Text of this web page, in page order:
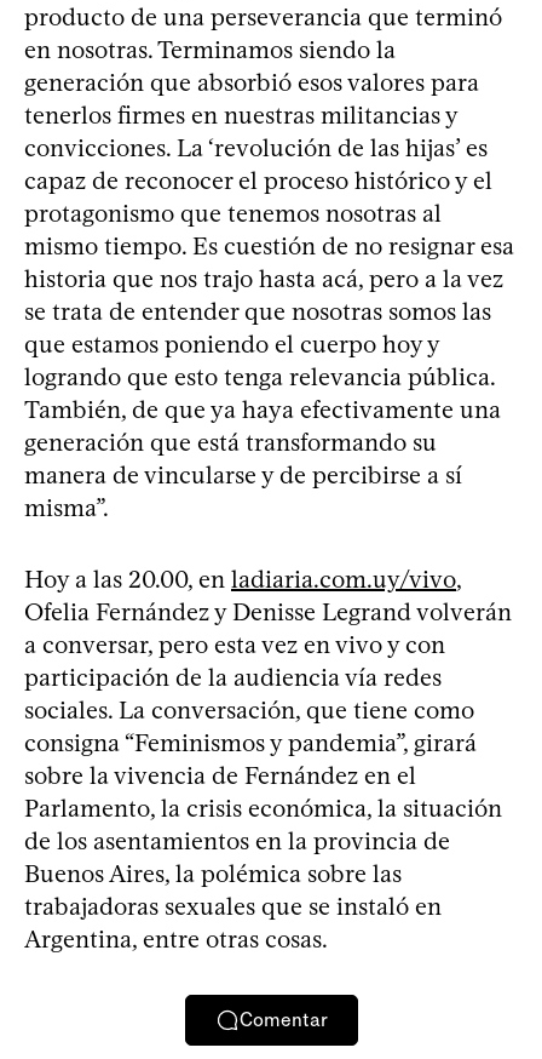
producto de una perseverancia que terminó
en nosotras. Terminamos siendo la
generación que absorbió esos valores para
tenerlos firmes en nuestras militancias y
convicciones. La ‘revolución de las hijas’ es
capaz de reconocer el proceso histórico y el
protagonismo que tenemos nosotras al
mismo tiempo. Es cuestión de no resignar esa
historia que nos trajo hasta acá, pero a la vez
se trata de entender que nosotras somos las
que estamos poniendo el cuerpo hoy y
logrando que esto tenga relevancia pública.
También, de que ya haya efectivamente una
generación que está transformando su
manera de vincularse y de percibirse a sí
misma”.
Hoy a las 20.00, en ladiaria.com.uy/vivo,
Ofelia Fernández y Denisse Legrand volverán
a conversar, pero esta vez en vivo y con
participación de la audiencia vía redes
sociales. La conversación, que tiene como
consigna “Feminismos y pandemia”, girará
sobre la vivencia de Fernández en el
Parlamento, la crisis económica, la situación
de los asentamientos en la provincia de
Buenos Aires, la polémica sobre las
trabajadoras sexuales que se instaló en
Argentina, entre otras cosas.
Comentar